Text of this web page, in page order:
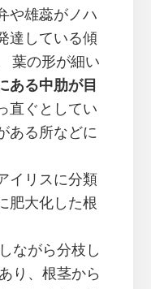
や雄蕊がノハ
達している傾
葉の形が細い
ある中肋が目
直ぐとしてい
ある所などに
イリスに分類
肥大化した根
ながら分枝し
り、根茎から